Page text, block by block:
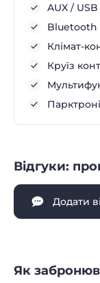
AUX / USB
Bluetooth
Клімат-
Круїз
Відгуки:
Додати
Як